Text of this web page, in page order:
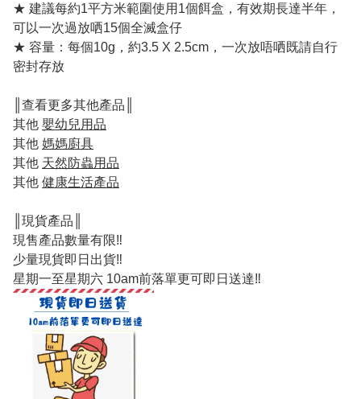
★ 建議每約1平方米範圍使用1個餌盒，有效期長達半年，
可以一次過放哂15個全滅盒仔
★ 容量：每個10g，約3.5 X 2.5cm，一次放唔哂既請自行
密封存放
║查看更多其他產品║
其他 嬰幼兒用品
其他 媽媽廚具
其他 天然防蟲用品
其他 健康生活產品
║現貨產品║
現售產品數量有限‼️
少量現貨即日出貨‼️
星期一至星期六 10am前落單更可即日送達‼️